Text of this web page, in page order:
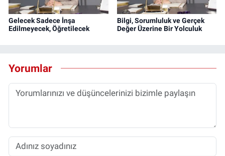
Gelecek Sadece İnşa
Edilmeyecek, Öğretilecek
Bilgi, Sorumluluk ve Gerçek
Değer Üzerine Bir Yolculuk
Yorumlar